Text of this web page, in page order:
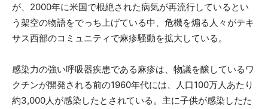
が、2000年に米国で根絶された病気が再流行しているとい
う架空の物語をでっち上げている中、危機を煽る人々がテキ
サス西部のコミュニティで麻疹騒動を拡大している。
感染力の強い呼吸器疾患である麻疹は、物議を醸しているワ
クチンが開発される前の1960年代には、人口100万人あたり
約3,000人が感染したとされている。主に子供が感染したた